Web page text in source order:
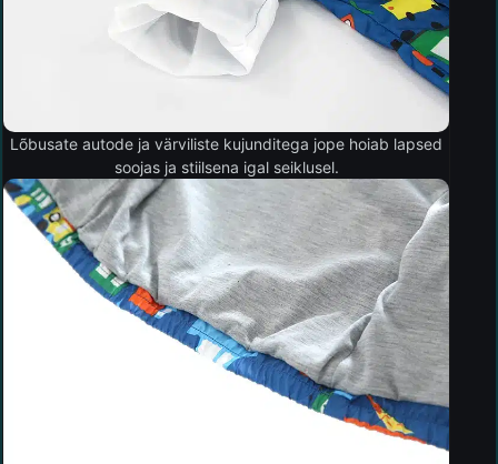
Lõbusate autode ja värviliste kujunditega jope hoiab lapsed
soojas ja stiilsena igal seiklusel.